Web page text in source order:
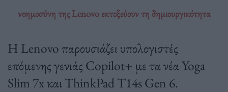
νοημοσύνη της Lenovo εκτοξεύουν τη δημιουργικότητα
Η Lenovo παρουσιάζει υπολογιστές
επόμενης γενιάς Copilot+ με τα νέα Yoga
Slim 7x και ThinkPad T14s Gen 6.